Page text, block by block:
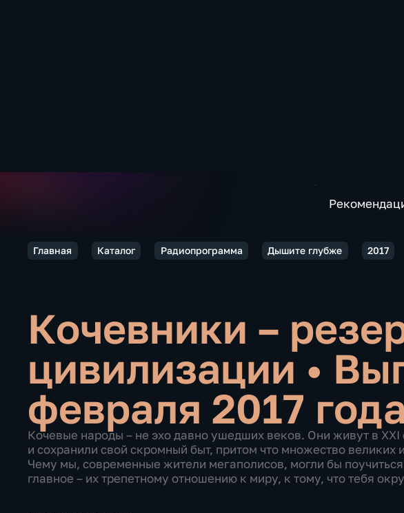
Главная Каталог Радиопрограмма Дышите глубже 2017
Кочевники –
цивилизации •
февраля 2017 года
Кочевые народы – не эхо давно ушедших веков. Они живут в XXI
и сохранили свой скромный быт, притом что множество великих
Чему мы, современные жители мегаполисов, могли бы
главное – их трепетному отношению к миру, к тому, что тебя